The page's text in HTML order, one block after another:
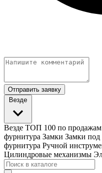
Отправить заявку
Везде
Везде ТОП 100 по продажам
фурнитура Замки Замки
фурнитура Ручной
Цилиндровые механизмы